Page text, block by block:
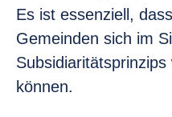
Es ist essenziell,
Gemeinden sich im
können.